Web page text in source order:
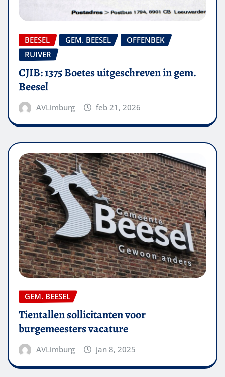
BEESEL GEM. BEESEL
OFFENBEK
RUIVER
CJIB: 1375 Boetes uitgeschreven in gem.
Beesel
AVLimburg feb 21, 2026
GEM. BEESEL
Tientallen sollicitanten voor
burgemeesters vacature
AVLimburg jan 8, 2025